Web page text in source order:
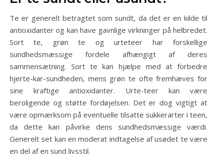
Te er generelt betragtet som sundt, da det er en kilde til
antioxidanter og kan have gavnlige virkninger på helbredet.
Sort te, grøn te og urteteer har forskellige
sundhedsmæssige fordele afhængigt af deres
sammensætning. Sort te kan hjælpe med at forbedre
hjerte-kar-sundheden, mens grøn te ofte fremhæves for
sine kraftige antioxidanter. Urte-teer kan være
beroligende og støtte fordøjelsen. Det er dog vigtigt at
være opmærksom på eventuelle tilsatte sukkerarter i teen,
da dette kan påvirke dens sundhedsmæssige værdi.
Generelt set kan en moderat indtagelse af usødet te være
en del af en sund livsstil.